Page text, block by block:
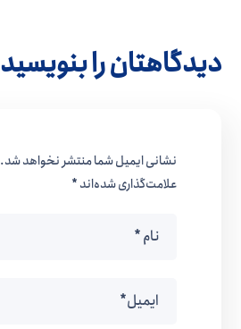
دیدگاهتان را بنویسید
نشانی ایمیل شما منتشر نخواهد شد.
علامت‌گذاری شده‌اند*